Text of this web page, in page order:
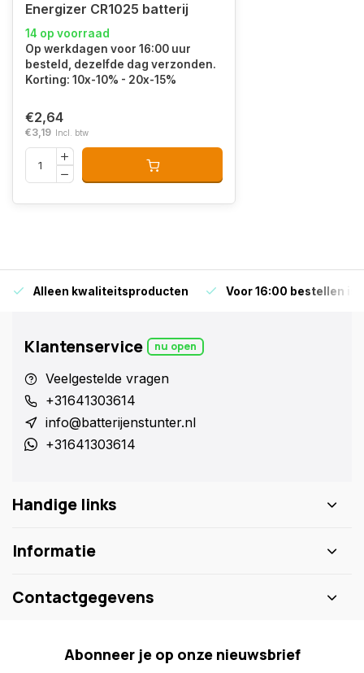
Energizer CR1025 batterij
14 op voorraad
Op werkdagen voor 16:00 uur
besteld, dezelfde dag verzonden.
Korting: 10x-10% - 20x-15%
€2,64
€3,19 Incl. btw
Alleen kwaliteitsproducten Voor 16:00 bestellen is
Klantenservice nu open
Veelgestelde vragen
+31641303614
info@batterijenstunter.nl
+31641303614
Handige links
Informatie
Contactgegevens
Abonneer je op onze nieuwsbrief